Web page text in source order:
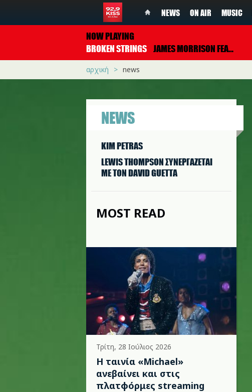
NEWS ON AIR MUSIC
NOW PLAYING
BROKEN STRINGS JAMES MORRISON FEAT. NELLY FURTADO
αρχική news
NEWS
KIM PETRAS
LEWIS THOMPSON ΣΥΝΕΡΓAΖΕΤΑΙ
ΜΕ ΤΟΝ DAVID GUETTA
MOST READ
Τρίτη, 28 Ιούλιος 2026
Η ταινία «Michael»
ανεβαίνει και στις
πλατφόρμες streaming